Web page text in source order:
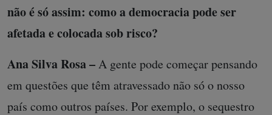
não é só assim: como a democracia pode ser
afetada e colocada sob risco?
Ana Silva Rosa –A gente pode começar pensando
em questões que têm atravessado não só o nosso
país como outros países. Por exemplo, o sequestro